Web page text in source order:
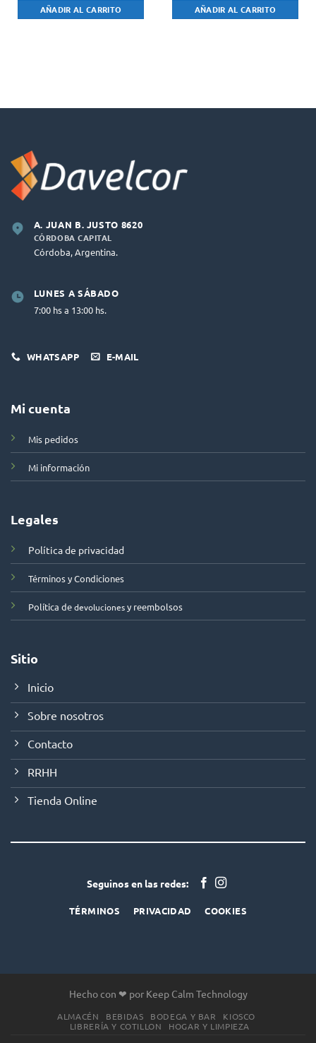
AÑADIR AL CARRITO
AÑADIR AL CARRITO
A. JUAN B. JUSTO 8620
CÓRDOBA CAPITAL
Córdoba, Argentina.
LUNES A SÁBADO
7:00 hs a 13:00 hs.
WHATSAPP E-MAIL
Mi cuenta
Mis pedidos
Mi información
Legales
Política de privacidad
Términos y Condiciones
Política dedevolucionesy reembolsos
Sitio
Inicio
Sobre nosotros
Contacto
RRHH
Tienda Online
Seguinos en las redes:
TÉRMINOS PRIVACIDAD COOKIES
Hecho con ❤ por Keep Calm Technology
ALMACÉN BEBIDAS BODEGA Y BAR
KIOSCO
LIBRERÍA Y COTILLON
HOGAR Y LIMPIEZA